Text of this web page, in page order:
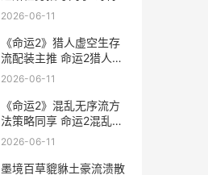
朝重制版攻略
2026-06-11
《命运2》猎人虚空生存
流配装主推 命运2猎人攻
略秘籍
2026-06-11
《命运2》混乱无序流方
法策略同享 命运2混乱无
序值得的刷吗
2026-06-11
墨境百草貔貅土豪流溃散